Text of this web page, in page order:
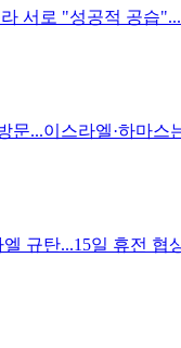
서로 "성공적 공습
문...이스라엘·하마스
규탄...15일 휴전 협